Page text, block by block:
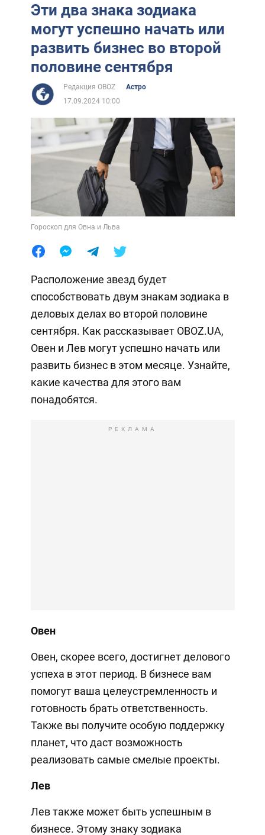
Эти два знака зодиака
могут успешно начать или
развить бизнес во второй
половине сентября
Редакция OBOZ
Астро
17.09.2024 10:00
Гороскоп для Овна и Льва
Расположение звезд будет
способствовать двум знакам зодиака в
деловых делах во второй половине
сентября. Как рассказывает OBOZ.UA,
Овен и Лев могут успешно начать или
развить бизнес в этом месяце. Узнайте,
какие качества для этого вам
понадобятся.
РЕКЛАМА
Овен
Овен, скорее всего, достигнет делового
успеха в этот период. В бизнесе вам
помогут ваша целеустремленность и
готовность брать ответственность.
Также вы получите особую поддержку
планет, что даст возможность
реализовать самые смелые проекты.
Лев
Лев также может быть успешным в
бизнесе. Этому знаку зодиака